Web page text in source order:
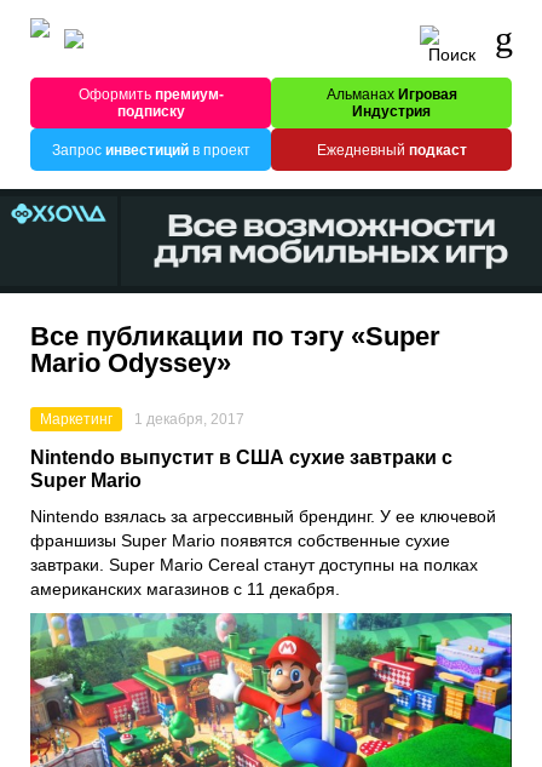
Оформитьпремиум-
подписку
Альманах Игровая
Индустрия
Запрос инвестицийв проект Ежедневный подкаст
Все публикации по тэгу «Super
Mario Odyssey»
Маркетинг 1 декабря, 2017
Nintendo выпустит в США сухие завтраки с
Super Mario
Nintendo взялась за агрессивный брендинг. У ее ключевой
франшизы Super Mario появятся собственные сухие
завтраки. Super Mario Cereal станут доступны на полках
американских магазинов с 11 декабря.